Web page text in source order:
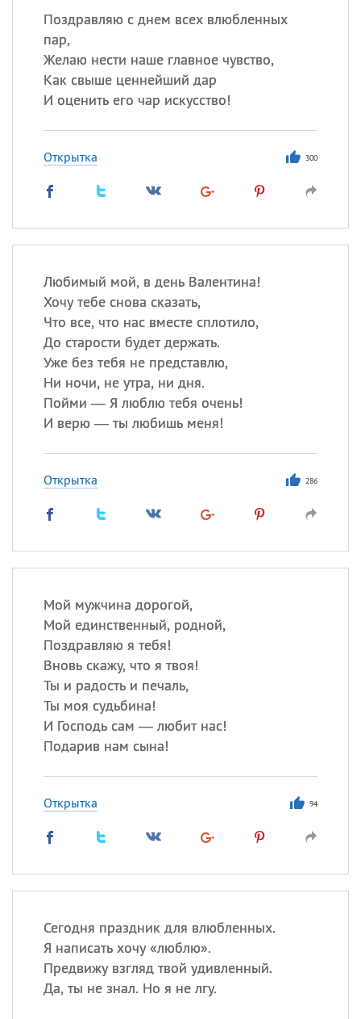
Поздравляю с днем всех влюбленных
пар,
Желаю нести наше главное чувство,
Как свыше ценнейший дар
И оценить его чар искусство!
Открытка 300
Любимый мой, в день Валентина!
Хочу тебе снова сказать,
Что все, что нас вместе сплотило,
До старости будет держать.
Уже без тебя не представлю,
Ни ночи, не утра, ни дня.
Пойми — Я люблю тебя очень!
И верю — ты любишь меня!
Открытка 286
Мой мужчина дорогой,
Мой единственный, родной,
Поздравляю я тебя!
Вновь скажу, что я твоя!
Ты и радость и печаль,
Ты моя судьбина!
И Господь сам — любит нас!
Подарив нам сына!
Открытка 94
Сегодня праздник для влюбленных.
Я написать хочу «люблю».
Предвижу взгляд твой удивленный.
Да, ты не знал. Но я не лгу.